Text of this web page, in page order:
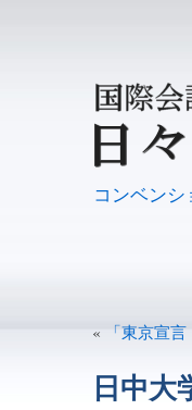
コンベン
«
「東京宣
日中大